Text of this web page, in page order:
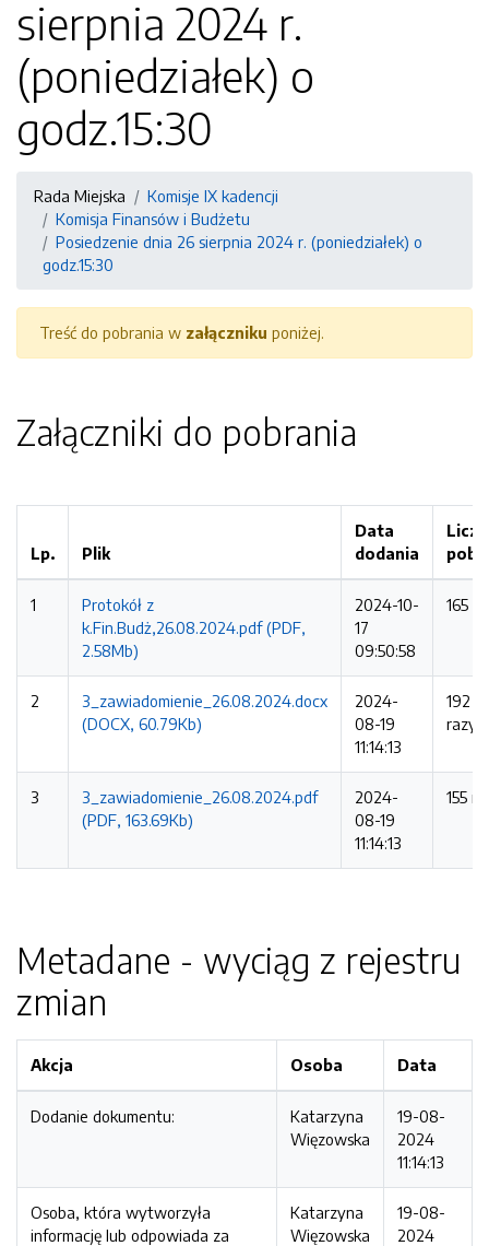
sierpnia 2024 r.
(poniedziałek) o
godz.15:30
Rada Miejska
Komisje IX kadencji
Komisja Finansów i Budżetu
Posiedzenie dnia 26 sierpnia 2024 r. (poniedziałek) o
godz.15:30
Treść do pobrania w załączniku poniżej.
Załączniki do pobrania
Lp. Plik
Data
dodania
1
Protokół z
k.Fin.Budż,26.08.2024.pdf (PDF,
2.58Mb)
2024-10-
17
09:50:58
165
2
3_zawiadomienie_26.08.2024.docx
(DOCX, 60.79Kb)
2024-
08-19
11:14:13
192
razy
3
3_zawiadomienie_26.08.2024.pdf
(PDF, 163.69Kb)
2024-
08-19
11:14:13
155
Metadane - wyciąg z rejestru
zmian
Akcja Osoba Data
Dodanie dokumentu:
Katarzyna
Więzowska
19-08-
2024
11:14:13
Osoba, która wytworzyła
informację lub odpowiada za
Katarzyna
Więzowska
19-08-
2024